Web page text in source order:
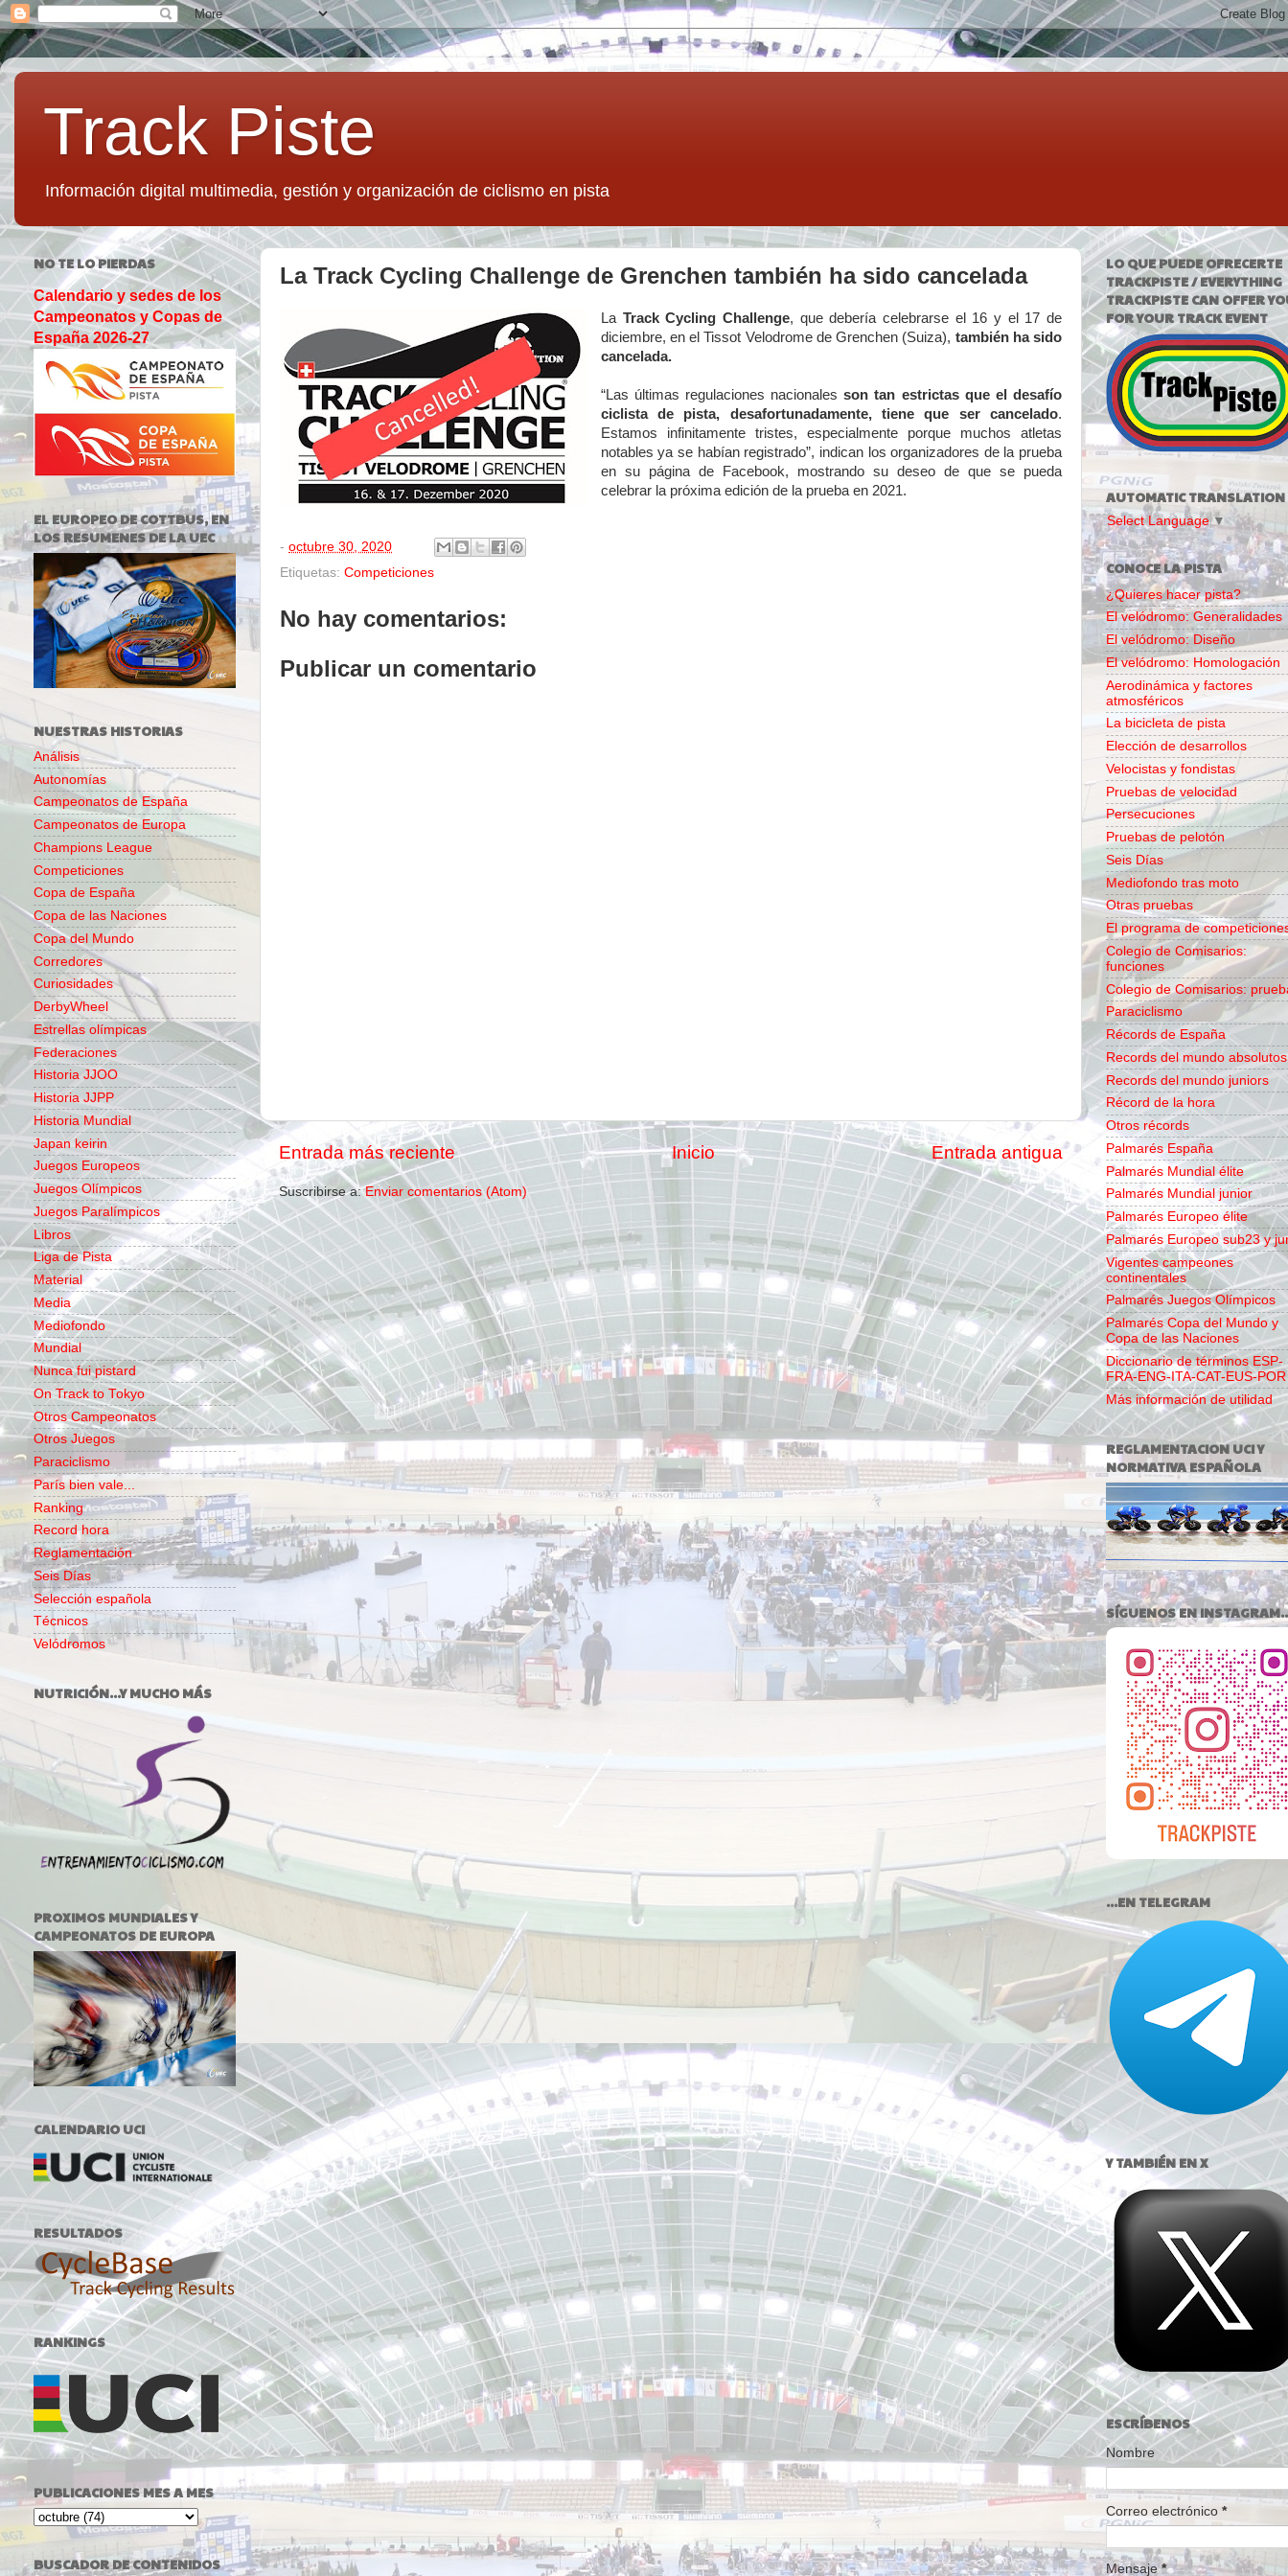
Track Piste
Información digital multimedia, gestión y organización de ciclismo en pista
La Track Cycling Challenge de Grenchen también ha sido cancelada
La Track Cycling Challenge, que debería celebrarse el 16 y el 17 de
diciembre, en el Tissot Velodrome de Grenchen (Suiza), también ha sido
cancelada.
“Las últimas regulaciones nacionalesson tan estrictas que el desafío
ciclista de pista, desafortunadamente, tiene que ser cancelado.
Estamos infinitamente tristes, especialmente porque muchos atletas
notables ya se habían registrado”, indican los organizadores de la prueba
en su página de Facebook, mostrando su deseo de que se pueda
celebrar la próxima edición de la prueba en 2021.
- octubre 30, 2020
Etiquetas: Competiciones
No hay comentarios:
Publicar un comentario
Entrada más reciente Entrada antigua
Inicio
Suscribirse a:Enviar comentarios (Atom)
NO TE LO PIERDAS
Calendario y sedes de los
Campeonatos y Copas de
España 2026-27
EL EUROPEO DE COTTBUS, EN
LOS RESUMENES DE LA UEC
NUESTRAS HISTORIAS
Análisis
Autonomías
Campeonatos de España
Campeonatos de Europa
Champions League
Competiciones
Copa de España
Copa de las Naciones
Copa del Mundo
Corredores
Curiosidades
DerbyWheel
Estrellas olímpicas
Federaciones
Historia JJOO
Historia JJPP
Historia Mundial
Japan keirin
Juegos Europeos
Juegos Olímpicos
Juegos Paralímpicos
Libros
Liga de Pista
Material
Media
Mediofondo
Mundial
Nunca fui pistard
On Track to Tokyo
Otros Campeonatos
Otros Juegos
Paraciclismo
París bien vale...
Ranking
Record hora
Reglamentación
Seis Días
Selección española
Técnicos
Velódromos
NUTRICIÓN...Y MUCHO MÁS
PROXIMOS MUNDIALES Y
CAMPEONATOS DE EUROPA
CALENDARIO UCI
RESULTADOS
RANKINGS
PUBLICACIONES MES A MES
BUSCADOR DE CONTENIDOS
LO QUE PUEDE OFRECERTE
TRACKPISTE / EVERYTHING
TRACKPISTE CAN OFFER
FOR YOUR TRACK EVENT
AUTOMATIC TRANSLATION
Select Language ▼
CONOCE LA PISTA
¿Quieres hacer pista?
El velódromo: Generalidades
El velódromo: Diseño
El velódromo: Homologación
Aerodinámica y factores
atmosféricos
La bicicleta de pista
Elección de desarrollos
Velocistas y fondistas
Pruebas de velocidad
Persecuciones
Pruebas de pelotón
Seis Días
Mediofondo tras moto
Otras pruebas
El programa de
Colegio de Comisarios:
funciones
Colegio de Comisarios:
Paraciclismo
Récords de España
Records del mundo absolutos
Records del mundo juniors
Récord de la hora
Otros récords
Palmarés España
Palmarés Mundial élite
Palmarés Mundial junior
Palmarés Europeo élite
Palmarés Europeo sub23 y
Vigentes campeones
continentales
Palmarés Juegos Olímpicos
Palmarés Copa del Mundo y
Copa de las Naciones
Diccionario de términos ESP-
FRA-ENG-ITA-CAT-EUS-POR
Más información de utilidad
REGLAMENTACION UCI Y
NORMATIVA ESPAÑOLA
SÍGUENOS EN
...EN TELEGRAM
Y TAMBIÉN EN X
ESCRÍBENOS
Nombre
Correo electrónico *
Mensaje*